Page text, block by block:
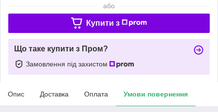
або
Купити з
Що таке купити з Пром?
Замовлення під захистом
Опис Доставка Оплата Умови повернення